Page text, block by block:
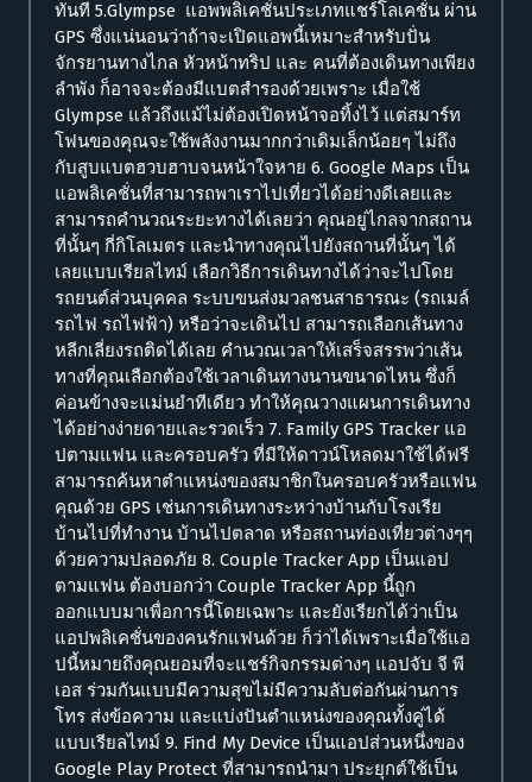
ทันที 5.Glympse แอพพลิเคชั่นประเภทแชร์โลเคชั่น ผ่าน
GPS ซึ่งแน่นอนว่าถ้าจะเปิดแอพนี้เหมาะสำหรับปั่น
จักรยานทางไกล หัวหน้าทริป และ คนที่ต้องเดินทางเพียง
ลำพัง ก็อาจจะต้องมีแบตสำรองด้วยเพราะ เมื่อใช้
Glympse แล้วถึงแม้ไม่ต้องเปิดหน้าจอทิ้งไว้ แต่สมาร์ท
โฟนของคุณจะใช้พลังงานมากกว่าเดิมเล็กน้อยๆ ไม่ถึง
กับสูบแบตฮวบฮาบจนหน้าใจหาย 6. Google Maps เป็น
แอพลิเคชั่นที่สามารถพาเราไปเที่ยวได้อย่างดีเลยและ
สามารถคำนวณระยะทางได้เลยว่า คุณอยู่ไกลจากสถาน
ที่นั้นๆ กี่กิโลเมตร และนำทางคุณไปยังสถานที่นั้นๆ ได้
เลยแบบเรียลไทม์ เลือกวิธีการเดินทางได้ว่าจะไปโดย
รถยนต์ส่วนบุคคล ระบบขนส่งมวลชนสาธารณะ (รถเมล์
รถไฟ รถไฟฟ้า) หรือว่าจะเดินไป สามารถเลือกเส้นทาง
หลีกเลี่ยงรถติดได้เลย คำนวณเวลาให้เสร็จสรรพว่าเส้น
ทางที่คุณเลือกต้องใช้เวลาเดินทางนานขนาดไหน ซึ่งก็
ค่อนข้างจะแม่นยำทีเดียว ทำให้คุณวางแผนการเดินทาง
ได้อย่างง่ายดายและรวดเร็ว 7. Family GPS Tracker แอ
ปตามแฟน และครอบครัว ที่มีให้ดาวน์โหลดมาใช้ได้ฟรี
สามารถค้นหาตำแหน่งของสมาชิกในครอบครัวหรือแฟน
คุณด้วย GPS เช่นการเดินทางระหว่างบ้านกับโรงเรีย
บ้านไปที่ทำงาน บ้านไปตลาด หรือสถานท่องเที่ยวต่างๆๆ
ด้วยความปลอดภัย 8. Couple Tracker App เป็นแอป
ตามแฟน ต้องบอกว่า Couple Tracker App นี้ถูก
ออกแบบมาเพื่อการนี้โดยเฉพาะ และยังเรียกได้ว่าเป็น
แอปพลิเคชั่นของคนรักแฟนด้วย ก็ว่าได้เพราะเมื่อใช้แอ
ปนี้หมายถึงคุณยอมที่จะแชร์กิจกรรมต่างๆ แอปจับ จี พี
เอส ร่วมกันแบบมีความสุขไม่มีความลับต่อกันผ่านการ
โทร ส่งข้อความ และแบ่งปันตำแหน่งของคุณทั้งคู่ได้
แบบเรียลไทม์ 9. Find My Device เป็นแอปส่วนหนึ่งของ
Google Play Protect ที่สามารถนำมา ประยุกต์ใช้เป็น